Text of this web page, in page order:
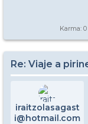
Karma: 0
Re: Viaje a
iraitzolasagast
i@hotmail.com